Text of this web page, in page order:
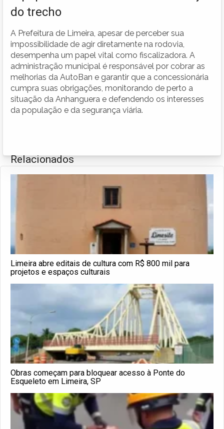
do trecho
A Prefeitura de Limeira, apesar de perceber sua
impossibilidade de agir diretamente na rodovia,
desempenha um papel vital como fiscalizadora. A
administração municipal é responsável por cobrar as
melhorias da AutoBan e garantir que a concessionária
cumpra suas obrigações, monitorando de perto a
situação da Anhanguera e defendendo os interesses
da população e da segurança viária.
Relacionados
Limeira abre editais de cultura com R$ 800 mil para
projetos e espaços culturais
Obras começam para bloquear acesso à Ponte do
Esqueleto em Limeira, SP